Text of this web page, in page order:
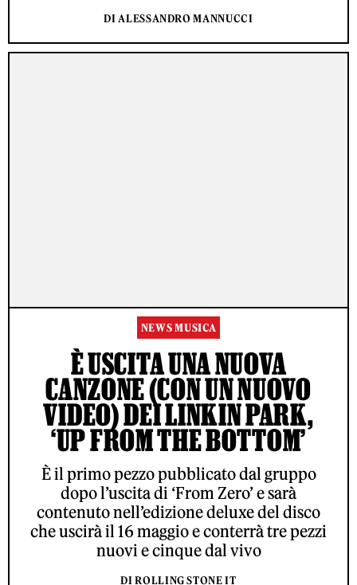
DI ALESSANDRO MANNUCCI
NEWS MUSICA
È USCITA UNA NUOVA
CANZONE (CON UN NUOVO
VIDEO) DEI LINKIN PARK,
‘UP FROM THE BOTTOM’
È il primo pezzo pubblicato dal gruppo
dopo l’uscita di ‘From Zero’ e sarà
contenuto nell’edizione deluxe del disco
che uscirà il 16 maggio e conterrà tre pezzi
nuovi e cinque dal vivo
DI ROLLING STONE IT